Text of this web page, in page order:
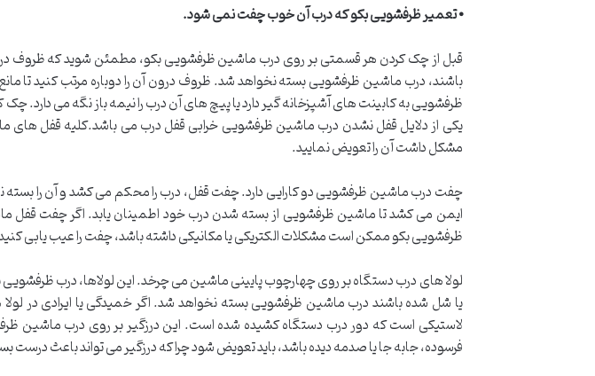
⦁تعمیر ظرفشویی بکو که درب آن خوب چفت نمی شود.
قبل از چک کردن هر قسمتی بر روی درب ماشین ظرفشویی بکو، مطمئن شوید که ظروف
باشند، درب ماشین ظرفشویی بسته نخواهد شد. ظروف درون آن را دوباره مرتب کنید تا
ظرفشویی به کابینت های آشپزخانه گیر دارد یا پیچ های آن درب را نیمه باز نگه می
یکی از دلایل قفل نشدن درب ماشین ظرفشویی خرابی قفل درب می باشد.کلیه قفل
مشکل داشت آن را تعویض نمایید.
چفت درب ماشین ظرفشویی دو کارایی دارد. چفت قفل، درب را محکم می کشد و آن را
ایمن می کشد تا ماشین ظرفشویی از بسته شدن درب خود اطمینان یابد. اگر چفت قفل
ظرفشویی بکو ممکن است مشکلات الکتریکی یا مکانیکی داشته باشد، چفت را عیب یابی
لولا های درب دستگاه بر روی چهارچوب پایینی ماشین می چرخد. این لولاها، درب ظرفشویی
یا شل شده باشند درب ماشین ظرفشویی بسته نخواهد شد. اگر خمیدگی یا ایرادی در
لاستیکی است که دور درب دستگاه کشیده شده است. این درزگیر بر روی درب ماشین
فرسوده، جابه جا یا صدمه دیده باشد، باید تعویض شود چرا که درزگیر می تواند باعث